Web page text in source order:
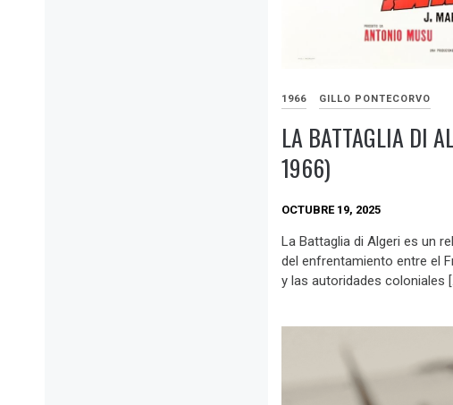
1966 GILLO PONTECORVO
LA BATTAGLIA DI
1966)
OCTUBRE 19, 2025
La Battaglia di Algeri es un
del enfrentamiento entre el
y las autoridades coloniales